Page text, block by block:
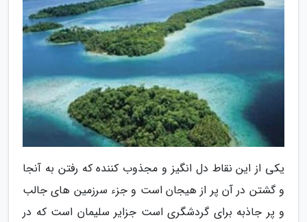
یکی از این نقاط دل انگیز و مجذوب کننده که رفتن به آنجا
و گشتن در آن پر از هیجان است و جزء سرزمین های جالب
و پر جاذبه برای گردشگری است جزایر سلیمان است که در